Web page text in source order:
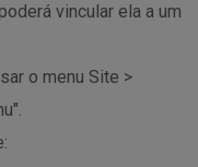
vincular ela a um
o menu Site >